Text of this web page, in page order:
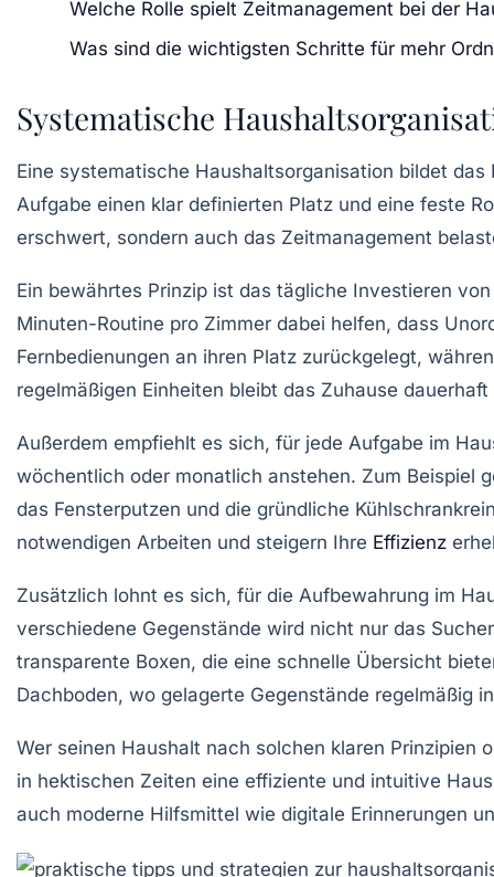
Welche Rolle spielt Zeitmanagement bei der
Was sind die wichtigsten Schritte für mehr
Systematische
Eine systematische Haushaltsorganisation bildet
Aufgabe einen klar definierten Platz und eine feste
erschwert, sondern auch das Zeitmanagement
Ein bewährtes Prinzip ist das tägliche Investieren
Minuten-Routine pro Zimmer dabei helfen, dass
Fernbedienungen an ihren Platz zurückgelegt,
regelmäßigen Einheiten bleibt das Zuhause
Außerdem empfiehlt es sich, für jede Aufgabe im
wöchentlich oder monatlich anstehen. Zum Beispiel
das Fensterputzen und die gründliche
notwendigen Arbeiten und steigern Ihre Effizienz
Zusätzlich lohnt es sich, für die Aufbewahrung im
verschiedene Gegenstände wird nicht nur das
transparente Boxen, die eine schnelle Übersicht
Dachboden, wo gelagerte Gegenstände regelmäßig
Wer seinen Haushalt nach solchen klaren
in hektischen Zeiten eine effiziente und intuitive
auch moderne Hilfsmittel wie digitale Erinnerungen